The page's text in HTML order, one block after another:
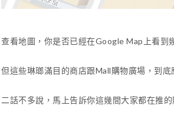
查看地圖，你是否已經在Google Map上看到
但這些琳瑯滿目的商店跟Mall購物廣場，到底
二話不多說，馬上告訴你這幾間大家都在推的